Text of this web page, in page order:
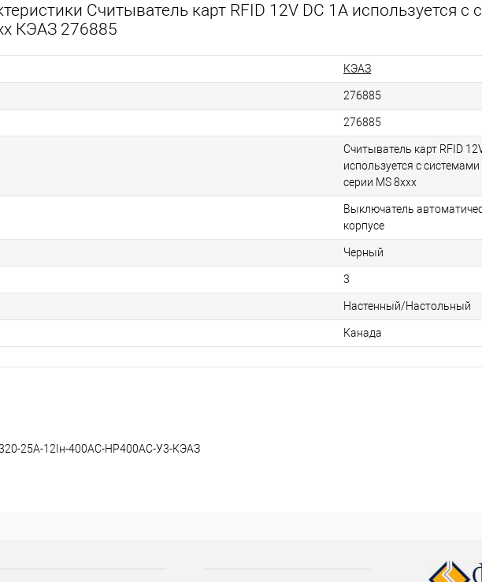
Считыватель карт RFID 12V DC 1A используется с
КЭАЗ 276885
КЭАЗ
276885
276885
Считыватель карт RFID
используется с
серии MS 8xxx
Выключатель
корпусе
Черный
3
Настенный/Настольный
Канада
25А-12Iн-400AC-НР400AC-У3-КЭАЗ